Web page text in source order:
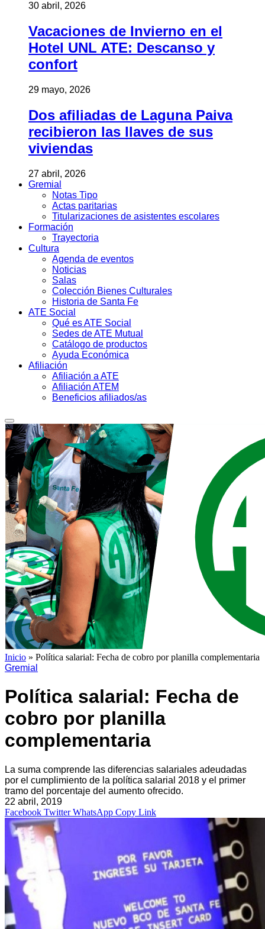
30 abril, 2026
Vacaciones de Invierno en el
Hotel UNL ATE: Descanso y
confort
29 mayo, 2026
Dos afiliadas de Laguna Paiva
recibieron las llaves de sus
viviendas
27 abril, 2026
Gremial
Notas Tipo
Actas paritarias
Titularizaciones de asistentes escolares
Formación
Trayectoria
Cultura
Agenda de eventos
Noticias
Salas
Colección Bienes Culturales
Historia de Santa Fe
ATE Social
Qué es ATE Social
Sedes de ATE Mutual
Catálogo de productos
Ayuda Económica
Afiliación
Afiliación a ATE
Afiliación ATEM
Beneficios afiliados/as
Inicio » Política salarial: Fecha de cobro por planilla complementaria
Gremial
Política salarial: Fecha de
cobro por planilla
complementaria
La suma comprende las diferencias salariales adeudadas
por el cumplimiento de la política salarial 2018 y el primer
tramo del porcentaje del aumento ofrecido.
22 abril, 2019
Facebook Twitter WhatsApp Copy Link